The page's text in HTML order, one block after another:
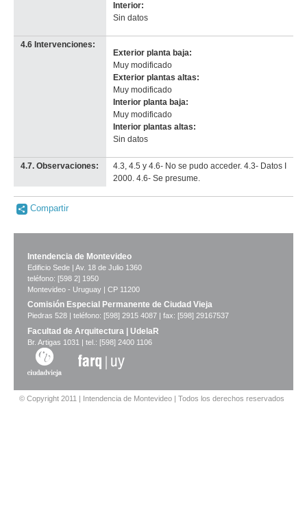
Interior:
Sin datos
4.6 Intervenciones:
Exterior planta baja:
Muy modificado
Exterior plantas altas:
Muy modificado
Interior planta baja:
Muy modificado
Interior plantas altas:
Sin datos
4.7. Observaciones:
4.3, 4.5 y 4.6- No se pudo acceder. 4.3- Datos I
2000. 4.6- Se presume.
Compartir
Intendencia de Montevideo
Edificio Sede | Av. 18 de Julio 1360
teléfono: [598 2] 1950
Montevideo - Uruguay | CP 11200
Comisión Especial Permanente de Ciudad Vieja
Piedras 528 | teléfono: [598] 2915 4087 | fax: [598] 29167537
Facultad de Arquitectura | UdelaR
Br. Artigas 1031 | tel.: [598] 2400 1106
© Copyright 2011 | Intendencia de Montevideo | Todos los derechos reservados